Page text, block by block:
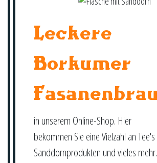
Leckere
Borkumer
in unserem Online-Shop. Hier
bekommen Sie eine Vielzahl an Tee's
Sanddornprodukten und vieles mehr.